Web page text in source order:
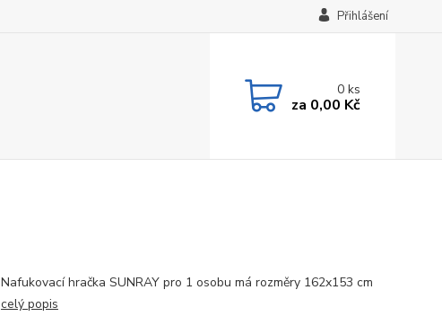
Přihlášení
0ks
za 0,00 Kč
Nafukovací hračka SUNRAY pro 1 osobu má rozměry 162x153 cm
celý popis